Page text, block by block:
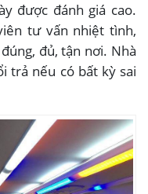
được đánh giá cao.
tư vấn nhiệt tình,
đủ, tận nơi. Nhà
trả nếu có bất kỳ sai